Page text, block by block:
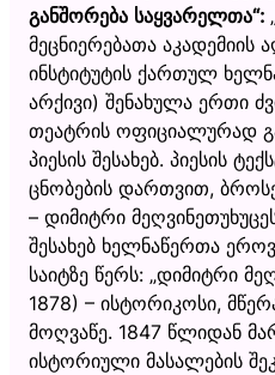
განშორება საყვარელთა“:
მეცნიერებათა
ინსტიტუტის ქართულ
არქივი) შენახულა ერთი
თეატრის ოფიციალურად
პიესის შესახებ. პიესის
ცნობების დართვით,
– დიმიტრი
შესახებ ხელნაწერთა
საიტზე წერს: „დიმიტრი
1878) – ისტორიკოსი,
მოღვაწე. 1847 წლიდან
ისტორიული მასალების